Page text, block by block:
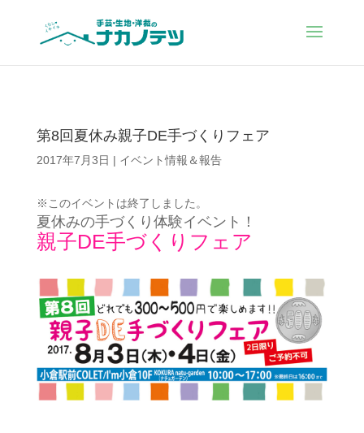
第8回夏休み親子DE手づくりフェア
2017年7月3日 | イベント情報＆報告
※このイベントは終了しました。
夏休みの手づくり体験イベント！
親子DE手づくりフェア